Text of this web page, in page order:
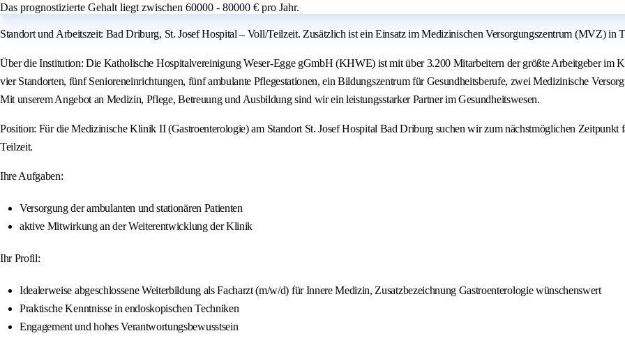
Das prognostizierte Gehalt liegt zwischen 60000 - 80000 € pro Jahr.
Standort und Arbeitszeit: Bad Driburg, St. Josef Hospital – Voll/Teilzeit. Zusätzlich ist ein Einsatz im Medizinischen Versorgungszentrum (MVZ) in
Über die Institution: Die Katholische Hospitalvereinigung Weser‑Egge gGmbH (KHWE) ist mit über 3.200 Mitarbeitern der größte Arbeitgeber im
vier Standorten, fünf Senioreneinrichtungen, fünf ambulante Pflegestationen, ein Bildungszentrum für Gesundheitsberufe, zwei Medizinische
Mit unserem Angebot an Medizin, Pflege, Betreuung und Ausbildung sind wir ein leistungsstarker Partner im Gesundheitswesen.
Position: Für die Medizinische Klinik II (Gastroenterologie) am Standort St. Josef Hospital Bad Driburg suchen wir zum nächstmöglichen
Teilzeit.
Ihre Aufgaben:
Versorgung der ambulanten und stationären Patienten
aktive Mitwirkung an der Weiterentwicklung der Klinik
Ihr Profil:
Idealerweise abgeschlossene Weiterbildung als Facharzt (m/w/d) für Innere Medizin, Zusatzbezeichnung Gastroenterologie wünschenswert
Praktische Kenntnisse in endoskopischen Techniken
Engagement und hohes Verantwortungsbewusstsein